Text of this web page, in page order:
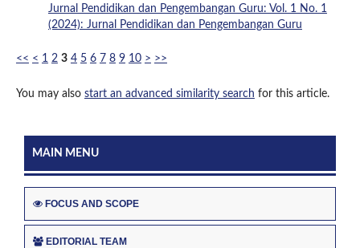
Jurnal Pendidikan dan Pengembangan Guru: Vol. 1 No. 1
(2024): Jurnal Pendidikan dan Pengembangan Guru
<< < 1 2 3 4 5 6 7 8 9 10 > >>
You may also start an advanced similarity search for this article.
MAIN MENU
FOCUS AND SCOPE
EDITORIAL TEAM